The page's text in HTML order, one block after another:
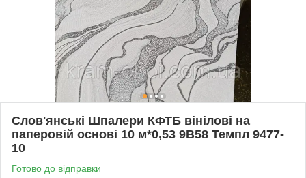
Слов'янські Шпалери КФТБ вінілові на
паперовій основі 10 м*0,53 9В58 Темпл 9477-
10
Готово до відправки